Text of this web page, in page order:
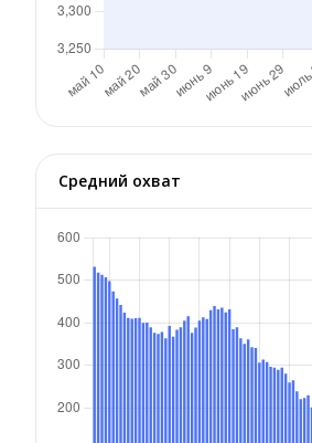
Средний охват